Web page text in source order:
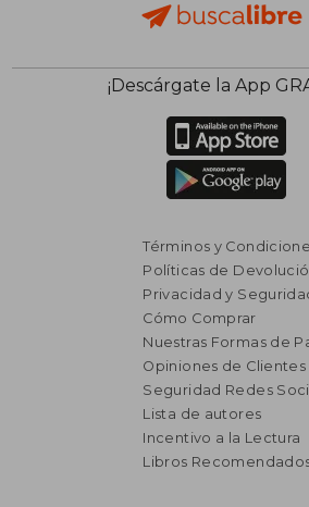
¡Descárgate la App
Términos y
Políticas de
Privacidad y
Cómo Comprar
Nuestras Formas de
Opiniones de Clientes
Seguridad Redes
Lista de autores
Incentivo a la Lectura
Libros